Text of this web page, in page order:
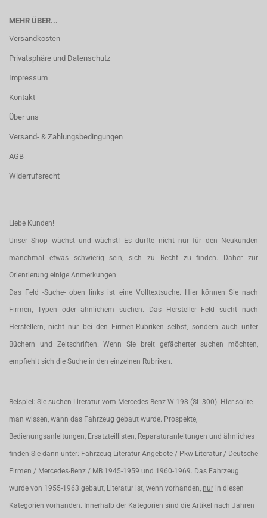
MEHR ÜBER...
Versandkosten
Privatsphäre und Datenschutz
Impressum
Kontakt
Über uns
Versand- & Zahlungsbedingungen
AGB
Widerrufsrecht
Liebe Kunden!
Unser Shop wächst und wächst! Es dürfte nicht nur für den Neukunden
manchmal etwas schwierig sein, sich zu Recht zu finden. Daher zur
Orientierung einige Anmerkungen:
Das Feld -Suche- oben links ist eine Volltextsuche. Hier können Sie nach
Firmen, Typen oder ähnlichem suchen. Das Hersteller Feld sucht nach
Herstellern, nicht nur bei den Firmen-Rubriken selbst, sondern auch unter
Büchern und Zeitschriften. Wenn Sie breit gefächerter suchen möchten,
empfiehlt sich die Suche in den einzelnen Rubriken.
Beispiel: Sie suchen Literatur vom Mercedes-Benz W 198 (SL 300). Hier sollte
man wissen, wann das Fahrzeug gebaut wurde. Prospekte,
Bedienungsanleitungen, Ersatzteillisten, Reparaturanleitungen und ähnliches
finden Sie dann unter: Fahrzeug Literatur Angebote / Pkw Literatur / Deutsche
Firmen / Mercedes-Benz / MB 1945-1959 und 1960-1969. Das Fahrzeug
wurde von 1955-1963 gebaut, Literatur ist, wenn vorhanden, nur in diesen
Kategorien vorhanden. Innerhalb der Kategorien sind die Artikel nach Jahren